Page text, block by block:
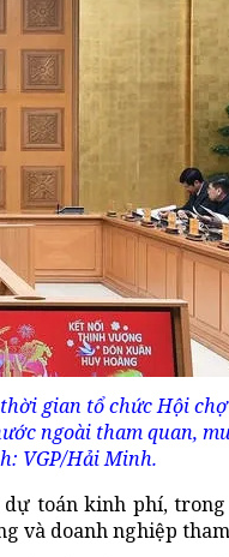
gian tổ chức Hội
ngoài tham quan,
VGP/Hải Minh.
toán kinh phí,
và doanh nghiệp